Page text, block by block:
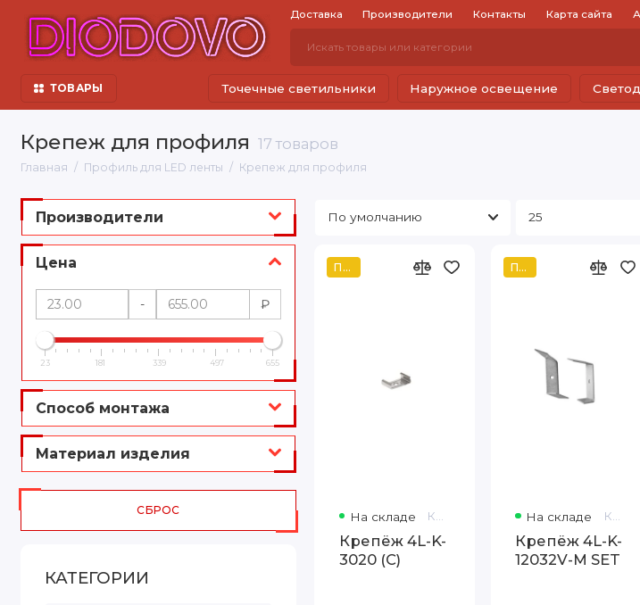
Доставка Производители Контакты Карта сайта
ТОВАРЫ Точечные светильники Наружное освещение
Крепеж для профиля 17 товаров
Главная Профиль для LED ленты Крепеж для профиля
Производители
Цена
- ₽
23 181 339 497 655
Способ монтажа
Материал изделия
СБРОС
КАТЕГОРИИ
Популярный
На складе Код товара: 497095
Крепёж 4L-K-
3020 (C)
Популярный
На складе Код товара: 38943
Крепёж 4L-K-
12032V-M SET